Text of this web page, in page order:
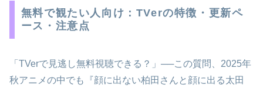
無料で観たい人向け：TVerの特徴・更新ペ
ース・注意点
「TVerで見逃し無料視聴できる？」──この質問、2025年
秋アニメの中でも『顔に出ない柏田さんと顔に出る太田